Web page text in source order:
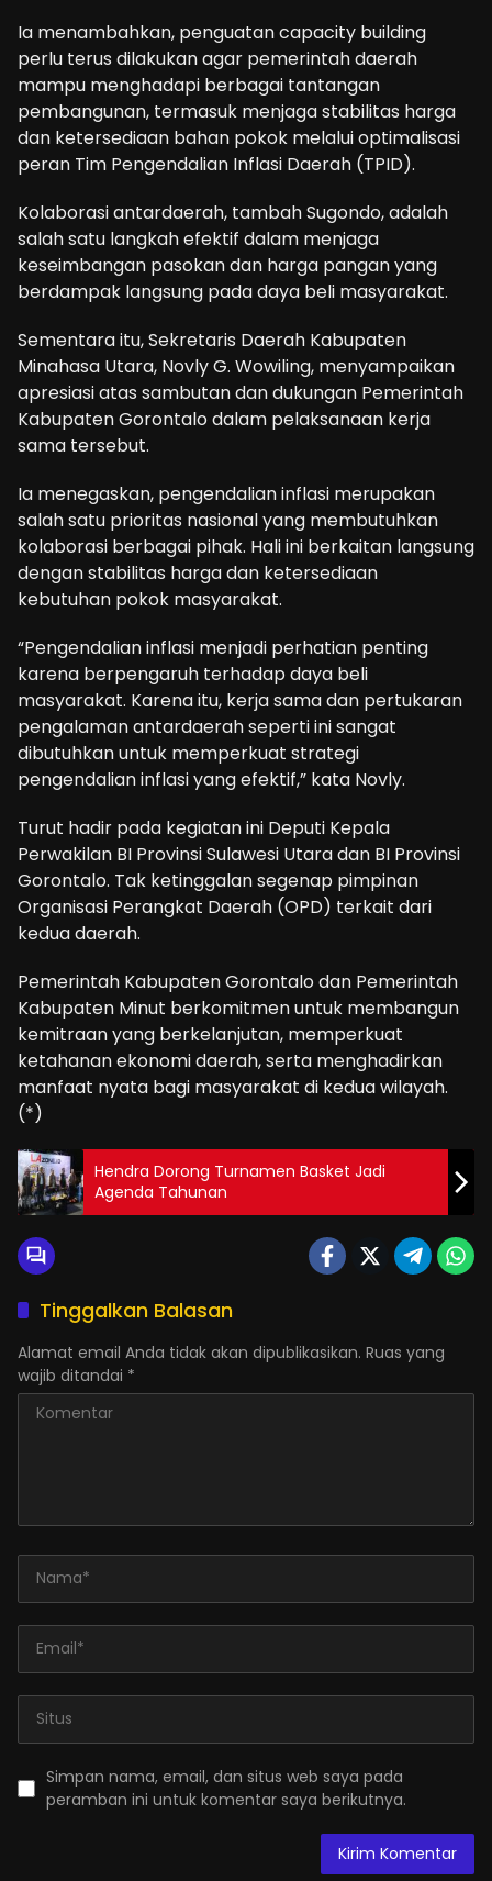
Ia menambahkan, penguatan capacity building
perlu terus dilakukan agar pemerintah daerah
mampu menghadapi berbagai tantangan
pembangunan, termasuk menjaga stabilitas harga
dan ketersediaan bahan pokok melalui optimalisasi
peran Tim Pengendalian Inflasi Daerah (TPID).
Kolaborasi antardaerah, tambah Sugondo, adalah
salah satu langkah efektif dalam menjaga
keseimbangan pasokan dan harga pangan yang
berdampak langsung pada daya beli masyarakat.
Sementara itu, Sekretaris Daerah Kabupaten
Minahasa Utara, Novly G. Wowiling, menyampaikan
apresiasi atas sambutan dan dukungan Pemerintah
Kabupaten Gorontalo dalam pelaksanaan kerja
sama tersebut.
Ia menegaskan, pengendalian inflasi merupakan
salah satu prioritas nasional yang membutuhkan
kolaborasi berbagai pihak. Hali ini berkaitan langsung
dengan stabilitas harga dan ketersediaan
kebutuhan pokok masyarakat.
“Pengendalian inflasi menjadi perhatian penting
karena berpengaruh terhadap daya beli
masyarakat. Karena itu, kerja sama dan pertukaran
pengalaman antardaerah seperti ini sangat
dibutuhkan untuk memperkuat strategi
pengendalian inflasi yang efektif,” kata Novly.
Turut hadir pada kegiatan ini Deputi Kepala
Perwakilan BI Provinsi Sulawesi Utara dan BI Provinsi
Gorontalo. Tak ketinggalan segenap pimpinan
Organisasi Perangkat Daerah (OPD) terkait dari
kedua daerah.
Pemerintah Kabupaten Gorontalo dan Pemerintah
Kabupaten Minut berkomitmen untuk membangun
kemitraan yang berkelanjutan, memperkuat
ketahanan ekonomi daerah, serta menghadirkan
manfaat nyata bagi masyarakat di kedua wilayah.
(*)
Hendra Dorong Turnamen Basket Jadi
Agenda Tahunan
Tinggalkan Balasan
Alamat email Anda tidak akan dipublikasikan. Ruas yang
wajib ditandai *
Simpan nama, email, dan situs web saya pada
peramban ini untuk komentar saya berikutnya.